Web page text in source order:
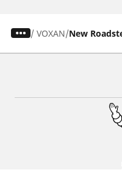
/ VOXAN New